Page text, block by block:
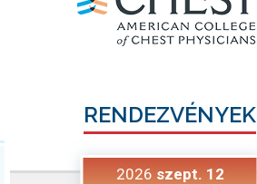
RENDEZVÉNYEK
2026 szept. 12